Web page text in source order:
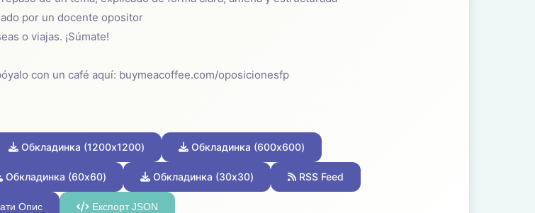
por un docente opositor
o viajas. ¡Súmate!
con un café aquí: buymeacoffee.com/oposicionesfp
Обкладинка (1200x1200) Обкладинка (600x600)
Обкладинка (60x60) Обкладинка (30x30) RSS Feed
Опис Експорт JSON